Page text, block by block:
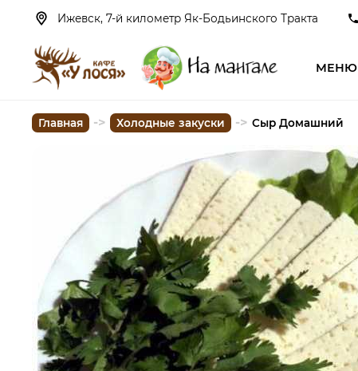
Ижевск, 7-й километр Як-Бодьинского Тракта
МЕНЮ
Главная -> Холодные закуски ->Сыр Домашний